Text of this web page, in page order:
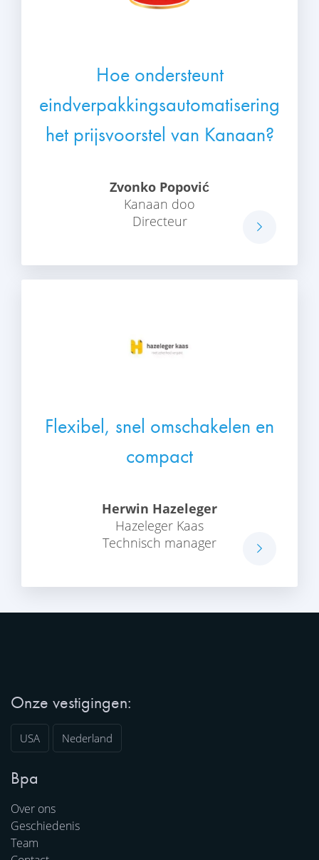
Hoe ondersteunt
eindverpakkingsautomatisering
het prijsvoorstel van Kanaan?
Zvonko Popović
Kanaan doo
Directeur
Flexibel, snel omschakelen en
compact
Herwin Hazeleger
Hazeleger Kaas
Technisch manager
Onze vestigingen:
USA Nederland
Bpa
Over ons
Geschiedenis
Team